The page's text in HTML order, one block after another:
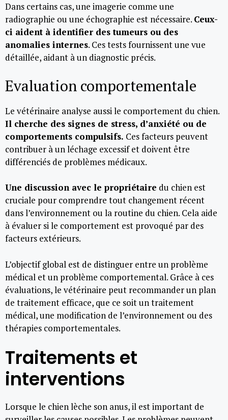
Dans certains cas, une imagerie comme une
radiographie ou une échographie est nécessaire. Ceux-
ci aident à identifier des tumeurs ou des
anomalies internes. Ces tests fournissent une vue
détaillée, aidant à un diagnostic précis.
Evaluation comportementale
Le vétérinaire analyse aussi le comportement du chien.
Il cherche des signes de stress, d’anxiété ou de
comportements compulsifs. Ces facteurs peuvent
contribuer à un léchage excessif et doivent être
différenciés de problèmes médicaux.
Une discussion avec le propriétaire du chien est
cruciale pour comprendre tout changement récent
dans l’environnement ou la routine du chien. Cela aide
à évaluer si le comportement est provoqué par des
facteurs extérieurs.
L’objectif global est de distinguer entre un problème
médical et un problème comportemental. Grâce à ces
évaluations, le vétérinaire peut recommander un plan
de traitement efficace, que ce soit un traitement
médical, une modification de l’environnement ou des
thérapies comportementales.
Traitements et
interventions
Lorsque le chien lèche son anus, il est important de